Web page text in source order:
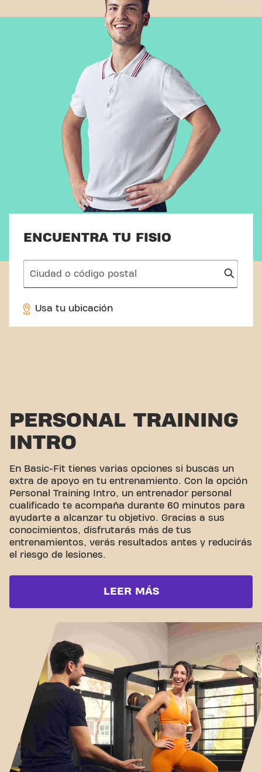
ENCUENTRA TU FISIO
search
Usa tu ubicación
PERSONAL TRAINING
INTRO
En Basic-Fit tienes varias opciones si buscas un
extra de apoyo en tu entrenamiento. Con la opción
Personal Training Intro, un entrenador personal
cualificado te acompaña durante 60 minutos para
ayudarte a alcanzar tu objetivo. Gracias a sus
conocimientos, disfrutarás más de tus
entrenamientos, verás resultados antes y reducirás
el riesgo de lesiones.
LEER MÁS